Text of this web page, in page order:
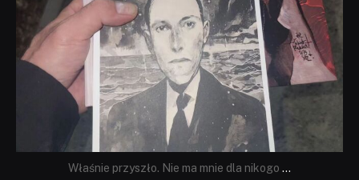
Właśnie przyszło. Nie ma mnie dla nikogo ...